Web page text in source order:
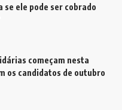
se ele pode ser cobrado
começam nesta
os candidatos de outubro